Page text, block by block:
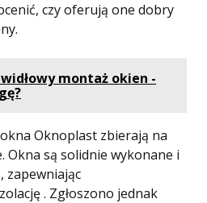
czy oferują one dobry
montaż okien -
Oknoplast zbierają na
Okna są solidnie wykonane i
zapewniając
. Zgłoszono jednak